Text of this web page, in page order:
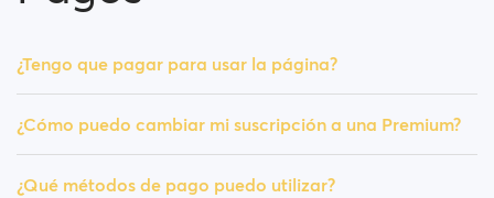
¿Tengo que pagar para usar la página?
¿Cómo puedo cambiar mi suscripción a una Premium?
¿Qué métodos de pago puedo utilizar?